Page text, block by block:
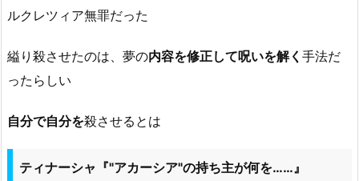
ルクレツィア無罪だった
縊り殺させたのは、夢の内容を修正して呪いを解く 手法だ
ったらしい
自分で自分を殺させるとは
ティナーシャ『"アカーシア"の持ち主が何を……』